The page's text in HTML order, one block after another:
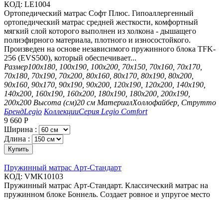
КОД: LE1004
Ортопедический матрас Софт Плюс. Гипоаллергенный
ортопедический матрас средней жесткости, комфортный
мягкий слой которого выполнен из холкона - дышащего
полиэфирного материала, плотного и износостойкого.
Произведен на основе независимого пружинного блока TFK-
256 (EVS500), который обеспечивает...
Размер100х180, 100х190, 100х200, 70х150, 70х160, 70х170,
70х180, 70х190, 70х200, 80х160, 80х170, 80х190, 80х200,
90х160, 90х170, 90х190, 90х200, 120х190, 120х200, 140х190,
140х200, 160х190, 160х200, 180х190, 180х200, 200х190,
200х200 Высота (см)20 см МатериалХоллофайбер, Струтто
БрендLegio КоллекцииСерия Legio Comfort
9 660 Р
Ширина :
Длина :
Купить
Пружинный матрас Арт-Стандарт
КОД: VMK10103
Пружинный матрас Арт-Стандарт. Классический матрас на
пружинном блоке Боннель. Создает ровное и упругое место